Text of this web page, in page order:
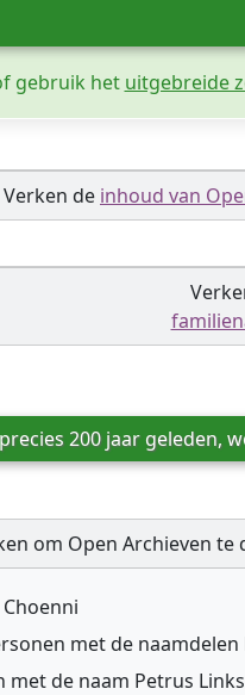
gebruik het uitgebreide
Verken de inhoud van
200 jaar geleden,
om Open Archieven te
met de
met de naam Petrus Links